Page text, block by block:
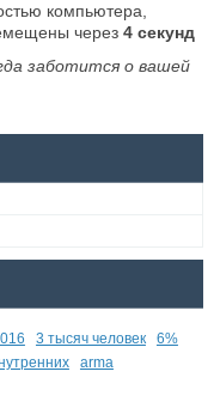
компьютера,
через 4секунд
заботится о вашей
3 тысяч человек
6%
arma